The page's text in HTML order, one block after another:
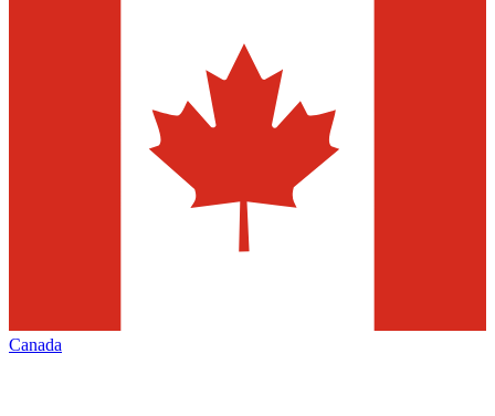
Canada